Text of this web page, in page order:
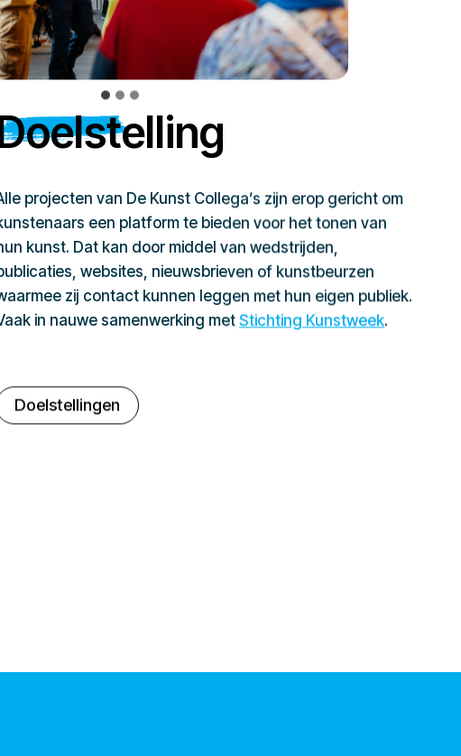
projecten van De Kunst Collega’s zijn erop gericht om
een platform te bieden voor het tonen van
kunst. Dat kan door middel van wedstrijden,
websites, nieuwsbrieven of kunstbeurzen
zij contact kunnen leggen met hun eigen publiek.
in nauwe samenwerking metStichting Kunstweek.
Doelstellingen